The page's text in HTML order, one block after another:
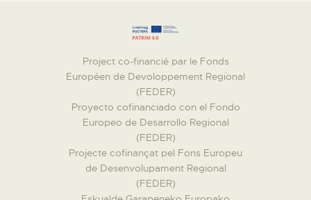
Project co-financié par le Fonds
Européen de Devoloppement Regional
(FEDER)
Proyecto cofinanciado con el Fondo
Europeo de Desarrollo Regional
(FEDER)
Projecte cofinançat pel Fons Europeu
de Desenvolupament Regional
(FEDER)